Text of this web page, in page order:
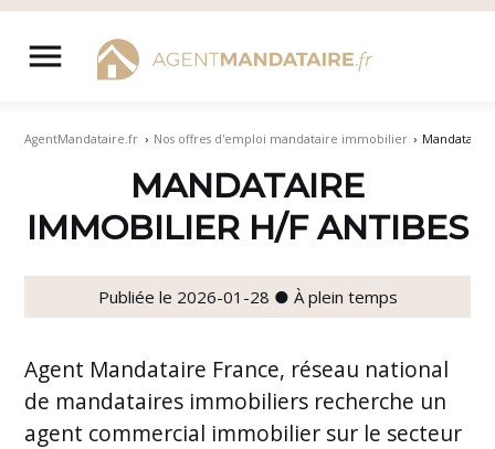
Aller
contenu
menu
AgentMandataire.fr › Nos offres d'emploi mandataire immobilier › Mandataire
MANDATAIRE
IMMOBILIER H/F ANTIBES
Publiée le 2026-01-28 ● À plein temps
Agent Mandataire France, réseau national
de mandataires immobiliers recherche un
agent commercial immobilier sur le secteur